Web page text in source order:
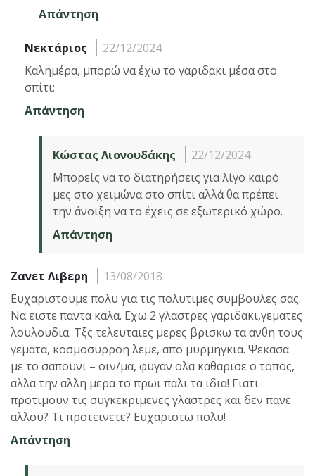
Απάντηση
Νεκτάριος
22/12/2024
Καλημέρα, μπορώ να έχω το γαριδακι μέσα στο
σπίτι;
Απάντηση
Κώστας Λιονουδάκης
22/12/2024
Μπορείς να το διατηρήσεις για λίγο καιρό
μες στο χειμώνα στο σπίτι αλλά θα πρέπει
την άνοιξη να το έχεις σε εξωτερικό χώρο.
Απάντηση
Zανετ Λιβερη
13/08/2018
Ευχαριστουμε πολυ για τις πολυτιμες συμβουλες σας.
Να ειστε παντα καλα. Εχω 2 γλαστρες γαριδακι,γεματες
λουλουδια. Τξς τελευταιες μερες βρισκω τα ανθη τους
γεματα, κοσμοσυρροη λεμε, απο μυρμηγκια. Ψεκασα
με το σαπουνι – οιν/μα, φυγαν ολα καθαρισε ο τοπος,
αλλα την αλλη μερα το πρωι παλι τα ιδια! Γιατι
προτιμουν τις συγκεκριμενες γλαστρες και δεν πανε
αλλου? Τι προτεινετε? Ευχαριστω πολυ!
Απάντηση